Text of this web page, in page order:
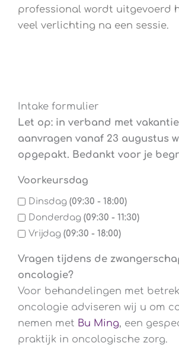
professional wordt uitgevoerd
veel verlichting na een sessie.
Intake formulier
Let op: in verband met
aanvragen vanaf 23 augustus
opgepakt. Bedankt voor je
Voorkeursdag
Dinsdag (09:30 - 18:00)
Donderdag (09:30 - 11:30)
Vrijdag (09:30 - 18:00)
Vragen tijdens de
oncologie?
Voor behandelingen met
oncologie adviseren wij u om
nemen met Bu Ming, een
praktijk in oncologische zorg.